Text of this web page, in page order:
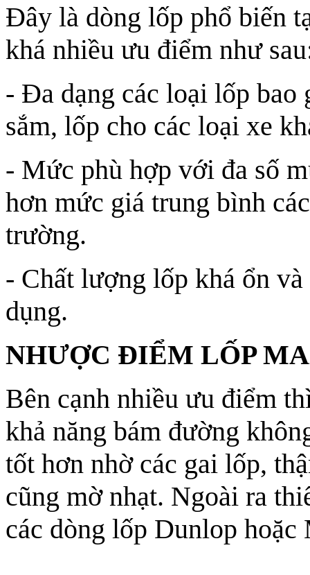
Đây là dòng lốp phổ biến
khá nhiều ưu điểm như
- Đa dạng các loại lốp bao
sắm, lốp cho các loại xe
- Mức phù hợp với đa số
hơn mức giá trung bình
trường.
- Chất lượng lốp khá ổn
dụng.
NHƯỢC ĐIỂM LỐP
Bên cạnh nhiều ưu điểm
khả năng bám đường
tốt hơn nhờ các gai lốp,
cũng mờ nhạt. Ngoài ra
các dòng lốp Dunlop